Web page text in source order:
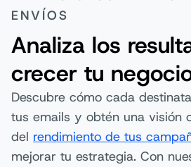
ENVÍOS
Analiza los
crecer tu
Descubre cómo cada
tus emails y obtén una visión
del rendimiento de tus
mejorar tu estrategia. Con